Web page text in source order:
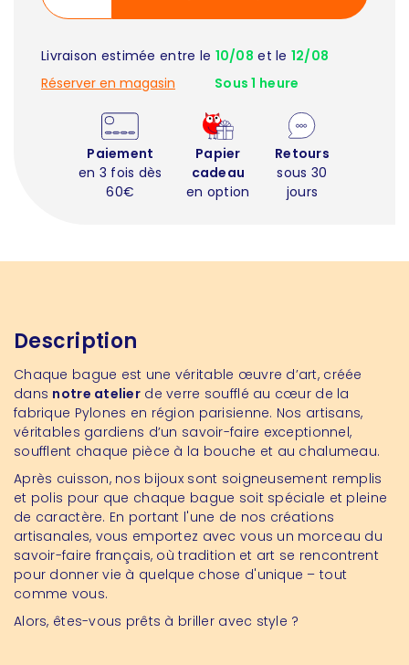
Livraison estimée entre le 10/08 et le 12/08
Réserver en magasin
Sous 1 heure
Paiement
en 3 fois dès
60€
Papier
cadeau
en option
Retours
sous 30
jours
Description
Chaque bague est une véritable œuvre d’art, créée
dans notre atelier de verre soufflé au cœur de la
fabrique Pylones en région parisienne. Nos artisans,
véritables gardiens d’un savoir-faire exceptionnel,
soufflent chaque pièce à la bouche et au chalumeau.
Après cuisson, nos bijoux sont soigneusement remplis
et polis pour que chaque bague soit spéciale et pleine
de caractère. En portant l'une de nos créations
artisanales, vous emportez avec vous un morceau du
savoir-faire français, où tradition et art se rencontrent
pour donner vie à quelque chose d'unique – tout
comme vous.
Alors, êtes-vous prêts à briller avec style ?